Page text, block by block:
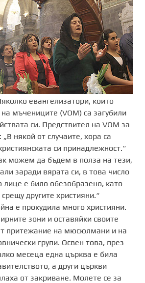
евангелизатори, които
на мъчениците (VOM) са загубили
си. Предствител на VOM за
някой от случаите, хора са
си принадлежност.“
можем да бъдем в полза на тези,
заради вярата си, в това число
е било обезобразено, като
другите християни.“
е прокудила много християни.
зони и оставяйки своите
притежание на мюсюлмани и на
групи. Освен това, през
месеца една църква е била
а други църкви
от закриване. Молете се за